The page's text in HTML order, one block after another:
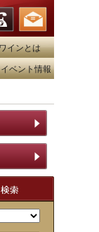
インとは
イベント情報